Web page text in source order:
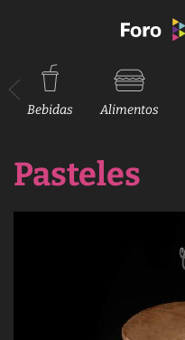
Bebidas Alimentos
Pasteles